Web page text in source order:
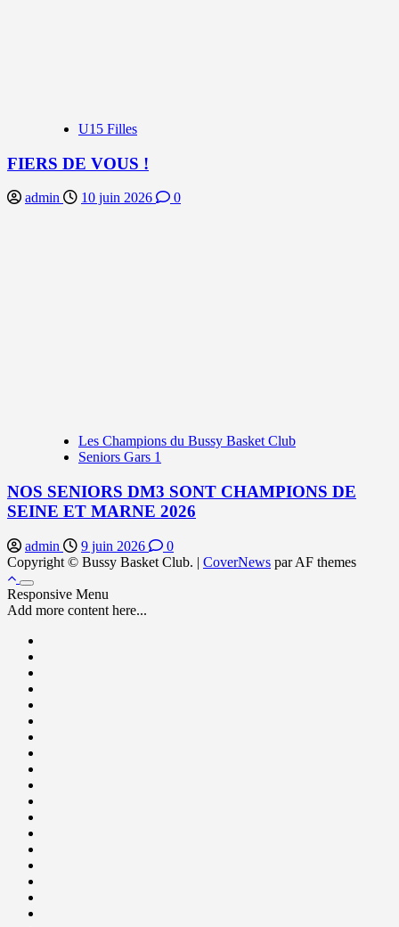
U15 Filles
FIERS DE VOUS !
admin 10 juin 2026 0
Les Champions du Bussy Basket Club
Seniors Gars 1
NOS SENIORS DM3 SONT CHAMPIONS DE
SEINE ET MARNE 2026
admin 9 juin 2026
0
Copyright © Bussy Basket Club. | CoverNews par AF themes
Responsive Menu
Add more content here...